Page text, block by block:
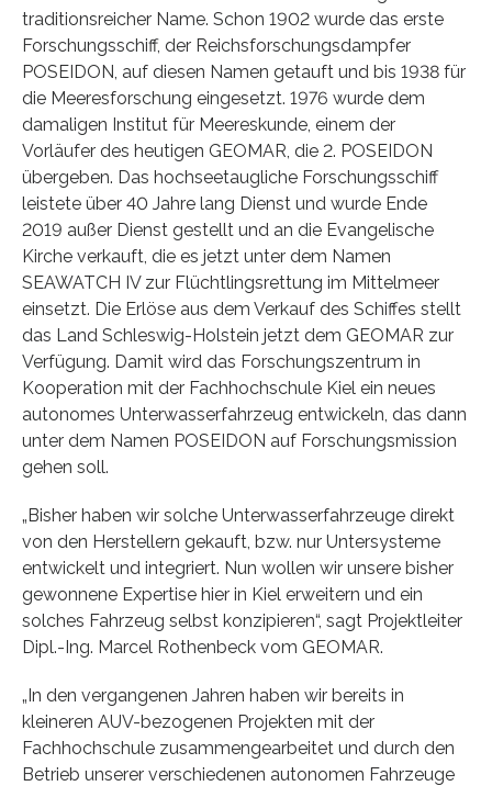
traditionsreicher Name. Schon 1902 wurde das erste
Forschungsschiff, der Reichsforschungsdampfer
POSEIDON, auf diesen Namen getauft und bis 1938 für
die Meeresforschung eingesetzt. 1976 wurde dem
damaligen Institut für Meereskunde, einem der
Vorläufer des heutigen GEOMAR, die 2. POSEIDON
übergeben. Das hochseetaugliche Forschungsschiff
leistete über 40 Jahre lang Dienst und wurde Ende
2019 außer Dienst gestellt und an die Evangelische
Kirche verkauft, die es jetzt unter dem Namen
SEAWATCH IV zur Flüchtlingsrettung im Mittelmeer
einsetzt. Die Erlöse aus dem Verkauf des Schiffes stellt
das Land Schleswig-Holstein jetzt dem GEOMAR zur
Verfügung. Damit wird das Forschungszentrum in
Kooperation mit der Fachhochschule Kiel ein neues
autonomes Unterwasserfahrzeug entwickeln, das dann
unter dem Namen POSEIDON auf Forschungsmission
gehen soll.
„Bisher haben wir solche Unterwasserfahrzeuge direkt
von den Herstellern gekauft, bzw. nur Untersysteme
entwickelt und integriert. Nun wollen wir unsere bisher
gewonnene Expertise hier in Kiel erweitern und ein
solches Fahrzeug selbst konzipieren“, sagt Projektleiter
Dipl.-Ing. Marcel Rothenbeck vom GEOMAR.
„In den vergangenen Jahren haben wir bereits in
kleineren AUV-bezogenen Projekten mit der
Fachhochschule zusammengearbeitet und durch den
Betrieb unserer verschiedenen autonomen Fahrzeuge